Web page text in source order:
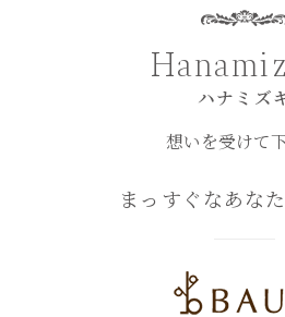
ハナミズ
想いを受けて
まっすぐなあな